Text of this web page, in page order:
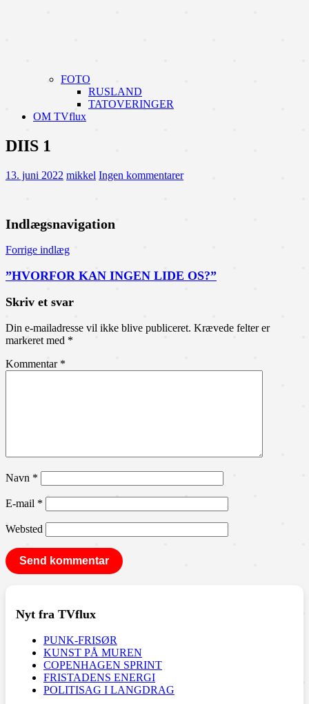
FOTO
RUSLAND
TATOVERINGER
OM TVflux
DIIS 1
13. juni 2022 mikkel Ingen kommentarer
Indlægsnavigation
Forrige indlæg
”HVORFOR KAN INGEN LIDE OS?”
Skriv et svar
Din e-mailadresse vil ikke blive publiceret. Krævede felter er
markeret med *
Kommentar *
Navn *
E-mail *
Websted
Nyt fra TVflux
PUNK-FRISØR
KUNST PÅ MUREN
COPENHAGEN SPRINT
FRISTADENS ENERGI
POLITISAG I LANGDRAG